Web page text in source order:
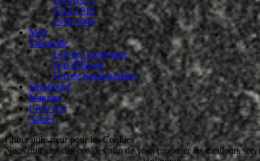
1914-1918
1939-1945
Metz
Thionville
Fort de Guentrange
Fort d'Illange
Fort de Kœnigsmaker
Strasbourg
Maginot
Livre d'or
Autres
Choix utilisateur pour les Cookies
Nous utilisons des cookies afin de vous proposer les meilleurs